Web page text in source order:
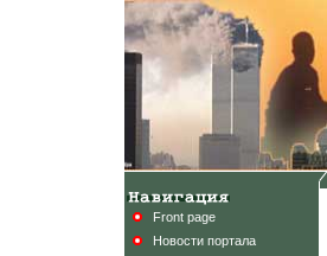
Front page
Новости портала